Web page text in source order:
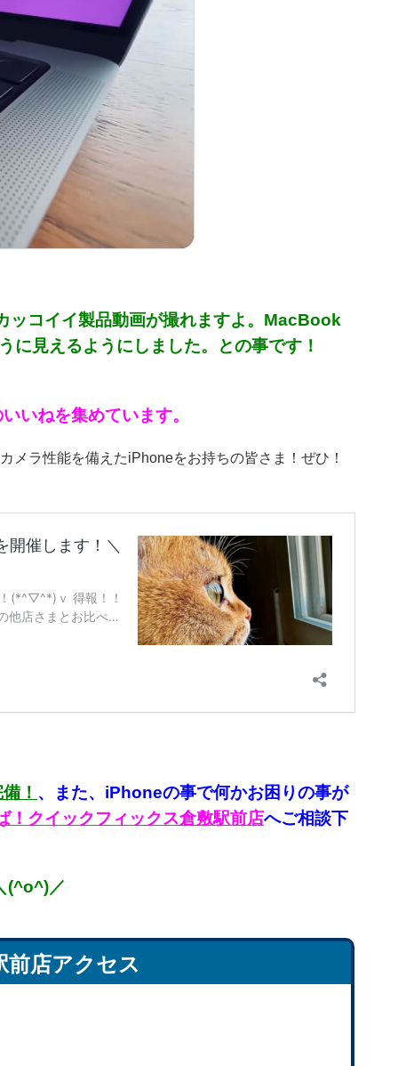
ッコイイ製品動画が撮れますよ。MacBook
に見えるようにしました。との事です！
いねを集めています。
メラ性能を備えたiPhoneをお持ちの皆さま！ぜひ！
！ 、
また、iPhoneの事で何かお困りの事が
クイックフィックス倉敷駅前店へご相談下
(^o^)／
前店アクセス